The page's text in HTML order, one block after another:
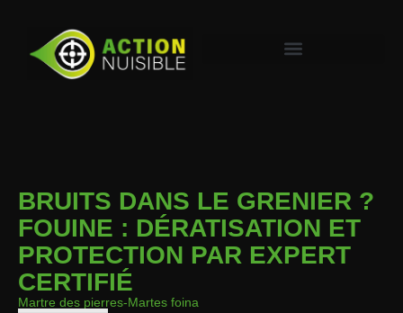
BRUITS DANS LE GRENIER ?
FOUINE : DÉRATISATION ET
PROTECTION PAR EXPERT
CERTIFIÉ
Martre des pierres-Martes foina